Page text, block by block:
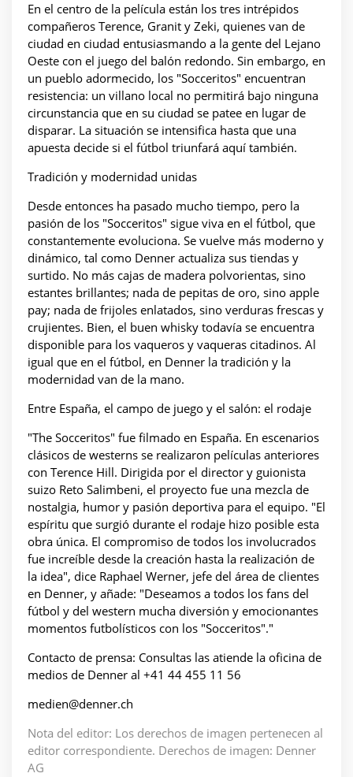
En el centro de la película están los tres intrépidos
compañeros Terence, Granit y Zeki, quienes van de
ciudad en ciudad entusiasmando a la gente del Lejano
Oeste con el juego del balón redondo. Sin embargo, en
un pueblo adormecido, los "Socceritos" encuentran
resistencia: un villano local no permitirá bajo ninguna
circunstancia que en su ciudad se patee en lugar de
disparar. La situación se intensifica hasta que una
apuesta decide si el fútbol triunfará aquí también.
Tradición y modernidad unidas
Desde entonces ha pasado mucho tiempo, pero la
pasión de los "Socceritos" sigue viva en el fútbol, que
constantemente evoluciona. Se vuelve más moderno y
dinámico, tal como Denner actualiza sus tiendas y
surtido. No más cajas de madera polvorientas, sino
estantes brillantes; nada de pepitas de oro, sino apple
pay; nada de frijoles enlatados, sino verduras frescas y
crujientes. Bien, el buen whisky todavía se encuentra
disponible para los vaqueros y vaqueras citadinos. Al
igual que en el fútbol, en Denner la tradición y la
modernidad van de la mano.
Entre España, el campo de juego y el salón: el rodaje
"The Socceritos" fue filmado en España. En escenarios
clásicos de westerns se realizaron películas anteriores
con Terence Hill. Dirigida por el director y guionista
suizo Reto Salimbeni, el proyecto fue una mezcla de
nostalgia, humor y pasión deportiva para el equipo. "El
espíritu que surgió durante el rodaje hizo posible esta
obra única. El compromiso de todos los involucrados
fue increíble desde la creación hasta la realización de
la idea", dice Raphael Werner, jefe del área de clientes
en Denner, y añade: "Deseamos a todos los fans del
fútbol y del western mucha diversión y emocionantes
momentos futbolísticos con los "Socceritos"."
Contacto de prensa: Consultas las atiende la oficina de
medios de Denner al +41 44 455 11 56
medien@denner.ch
Nota del editor: Los derechos de imagen pertenecen al
editor correspondiente. Derechos de imagen: Denner
AG